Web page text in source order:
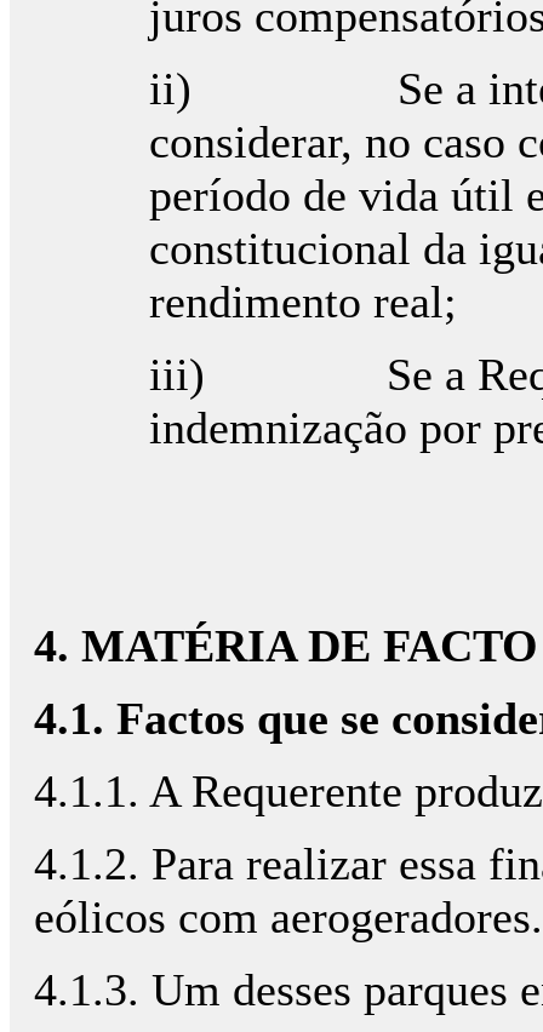
juros
ii) Se a
considerar, no caso
período de vida útil
constitucional da
rendimento real;
iii) Se a
indemnização por
4. MATÉRIA DE FACTO
4.1. Factos que se
4.1.1. A Requerente
4.1.2. Para realizar essa
eólicos com aerogeradores.
4.1.3. Um desses